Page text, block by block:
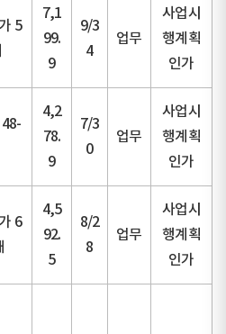
5
7,1
99.
9
9/3
4
업무
사업시
행계획
인가
4,2
78.
9
7/3
0
업무
사업시
행계획
인가
6
4,5
92.
5
8/2
8
업무
사업시
행계획
인가